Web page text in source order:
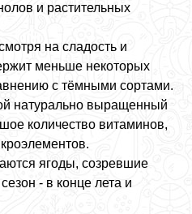
и растительных
на сладость и
меньше некоторых
с тёмными сортами.
натурально выращенный
количество витаминов,
ягоды, созревшие
- в конце лета и